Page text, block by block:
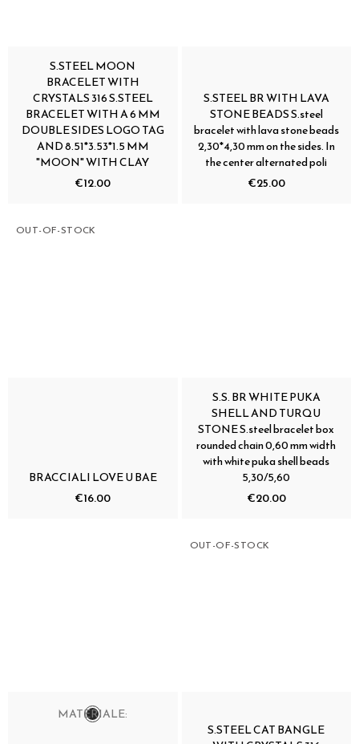
S.STEEL MOON
BRACELET WITH
CRYSTALS 316 S.STEEL
BRACELET WITH A 6 MM
DOUBLE SIDES LOGO TAG
AND 8.51*3.53*1.5 MM
"MOON" WITH CLAY
€12.00
S.STEEL BR WITH LAVA
STONE BEADS S.steel
bracelet with lava stone beads
2,30*4,30 mm on the sides. In
the center alternated poli
€25.00
OUT-OF-STOCK
BRACCIALI LOVE U BAE
€16.00
S.S. BR WHITE PUKA
SHELL AND TURQU
STONE S.steel bracelet box
rounded chain 0,60 mm width
with white puka shell beads
5,30/5,60
€20.00
MATERIALE:
OUT-OF-STOCK
S.STEEL CAT BANGLE